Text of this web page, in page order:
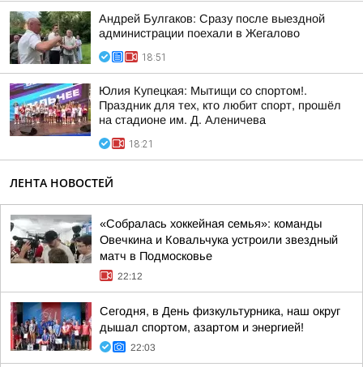
Андрей Булгаков: Сразу после выездной
администрации поехали в Жегалово
18:51
Юлия Купецкая: Мытищи со спортом!.
Праздник для тех, кто любит спорт, прошёл
на стадионе им. Д. Аленичева
18:21
ЛЕНТА НОВОСТЕЙ
«Собралась хоккейная семья»: команды
Овечкина и Ковальчука устроили звездный
матч в Подмосковье
22:12
Сегодня, в День физкультурника, наш округ
дышал спортом, азартом и энергией!
22:03